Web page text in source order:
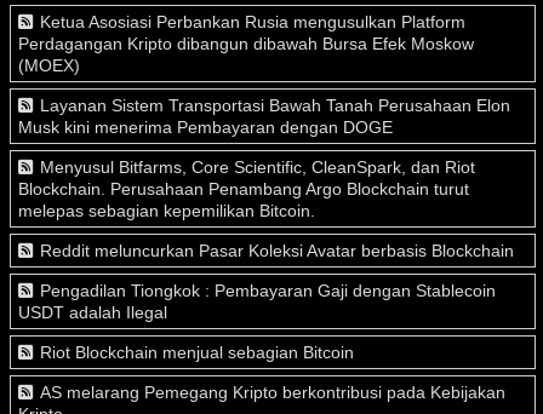
Ketua Asosiasi Perbankan Rusia mengusulkan Platform
Perdagangan Kripto dibangun dibawah Bursa Efek Moskow
(MOEX)
Layanan Sistem Transportasi Bawah Tanah Perusahaan Elon
Musk kini menerima Pembayaran dengan DOGE
Menyusul Bitfarms, Core Scientific, CleanSpark, dan Riot
Blockchain. Perusahaan Penambang Argo Blockchain turut
melepas sebagian kepemilikan Bitcoin.
Reddit meluncurkan Pasar Koleksi Avatar berbasis Blockchain
Pengadilan Tiongkok : Pembayaran Gaji dengan Stablecoin
USDT adalah Ilegal
Riot Blockchain menjual sebagian Bitcoin
AS melarang Pemegang Kripto berkontribusi pada Kebijakan